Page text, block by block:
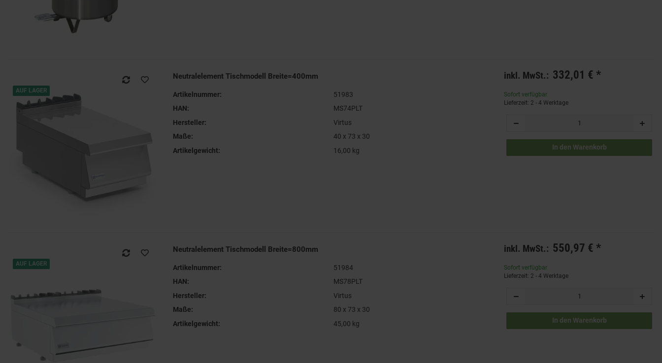
AUF LAGER
Neutralelement Tischmodell Breite=400mm
Artikelnummer:
51983
HAN:
MS74PLT
Hersteller:
Virtus
Maße:
40 x 73 x 30
Artikelgewicht:
16,00 kg
inkl. MwSt.: 332,01 € *
Sofort verfügbar
Lieferzeit: 2 - 4 Werktage
In den Warenkorb
AUF LAGER
Neutralelement Tischmodell Breite=800mm
Artikelnummer:
51984
HAN:
MS78PLT
Hersteller:
Virtus
Maße:
80 x 73 x 30
Artikelgewicht:
45,00 kg
inkl. MwSt.: 550,97 € *
Sofort verfügbar
Lieferzeit: 2 - 4 Werktage
In den Warenkorb